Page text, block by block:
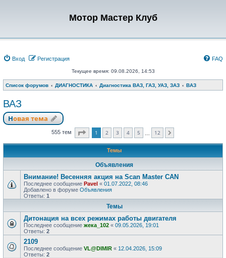
Мотор Мастер Клуб
Вход Регистрация FAQ
Текущее время: 09.08.2026, 14:53
Список форумов ДИАГНОСТИКА Диагностика ВАЗ, ГАЗ, УАЗ, ЗАЗ ВАЗ
ВАЗ
Новая тема
555 тем Страница из
1 2 3 4 5 12
Темы
Объявления
Внимание! Весенняя акция на Scan Master CAN
Последнее сообщение Pavel « 01.07.2022, 08:46
Добавлено в форуме Объявления
Ответы: 1
Темы
Дитонация на всех режимах работы двигателя
Последнее сообщение жека_102 « 09.05.2026, 19:01
Ответы: 2
2109
Последнее сообщение VL@DIMIR « 12.04.2026, 15:09
Ответы: 2